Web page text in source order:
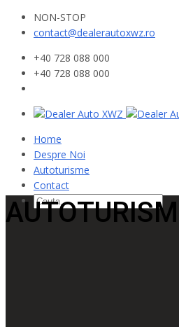
NON-STOP
contact@dealerautoxwz.ro
+40 728 088 000
+40 728 088 000
Home
Despre Noi
Autoturisme
Contact